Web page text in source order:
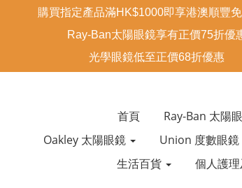
首頁 Ray-Ban 太陽
Oakley 太陽眼鏡
Union 度數眼鏡
生活百貨
個人護
購買指定產品滿HK$1000即享港澳順豐免
Ray-Ban太陽眼鏡享有正價75折優
光學眼鏡低至正價68折優惠